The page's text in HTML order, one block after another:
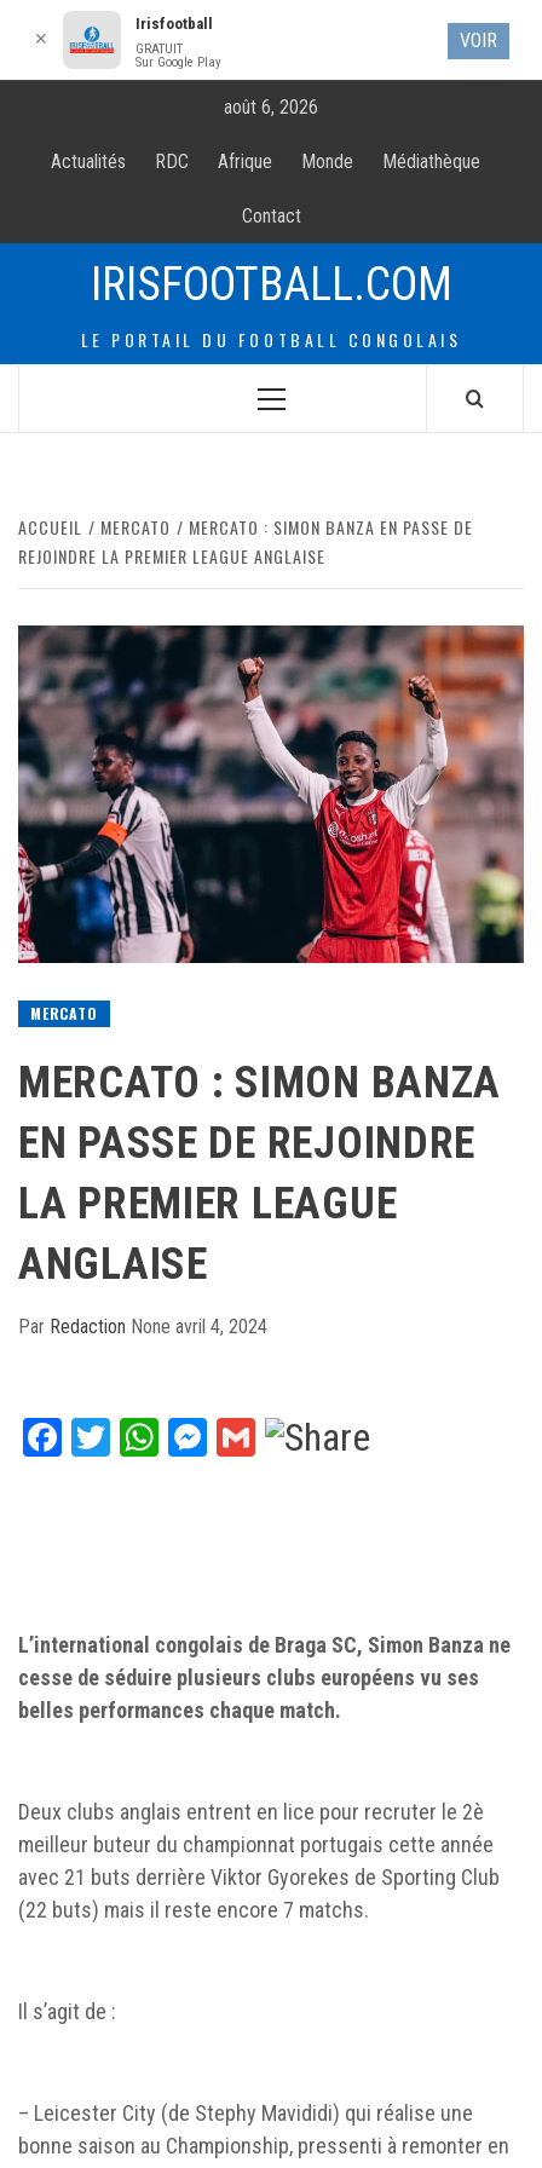
contenur
août 6, 2026
Actualités RDC Afrique Monde Médiathèque
Contact
IRISFOOTBALL.COM
LE PORTAIL DU FOOTBALL CONGOLAIS
Menu
ACCUEIL MERCATO
MERCATO : SIMON BANZA EN PASSE DE
REJOINDRE LA PREMIER LEAGUE ANGLAISE
MERCATO
MERCATO : SIMON BANZA
EN PASSE DE REJOINDRE
LA PREMIER LEAGUE
ANGLAISE
Par Redaction None avril 4, 2024
Facebook
TwitterWhatsApp
Messenger
Gmail
L’international congolais de Braga SC, Simon Banza ne
cesse de séduire plusieurs clubs européens vu ses
belles performances chaque match.
Deux clubs anglais entrent en lice pour recruter le 2è
meilleur buteur du championnat portugais cette année
avec 21 buts derrière Viktor Gyorekes de Sporting Club
(22 buts) mais il reste encore 7 matchs.
Il s’agit de :
– Leicester City (de Stephy Mavididi) qui réalise une
bonne saison au Championship, pressenti à remonter en
✕
Irisfootball
GRATUIT
Sur Google Play
VOIR